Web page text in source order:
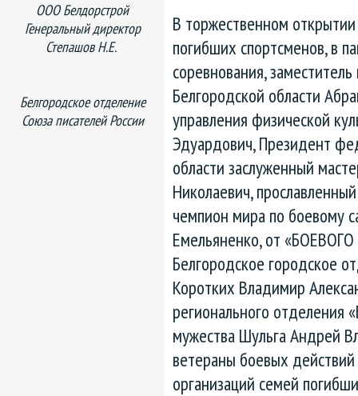
В торжественном
погибших спортсменов, в
соревнования,
Белгородской области
управления физической
Эдуардович, Президент
области заслуженный
Николаевич,
чемпион мира по боевому
Емельяненко, от
Белгородское городское
Коротких Владимир
регионального
мужества Шульга Андрей
ветераны боевых
организаций семей
ООО Белдорстрой
Генеральный директор
Степашов Н.Е.
Белгородское отделение
Союза писателей России